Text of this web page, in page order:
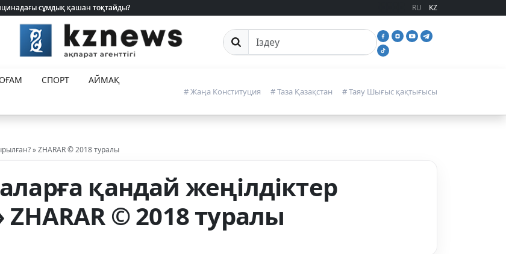
сұмдық қашан тоқтайды?
сұмдық қашан тоқтайды? RU KZ
Сайттан іздеу
СПОРТ
АЙМАҚ
# Жаңа Конституция # Таза Қазақстан # Таяу Шығыс қақтығысы
» ZHARAR © 2018 туралы
қандай жеңілдіктер
© 2018 туралы